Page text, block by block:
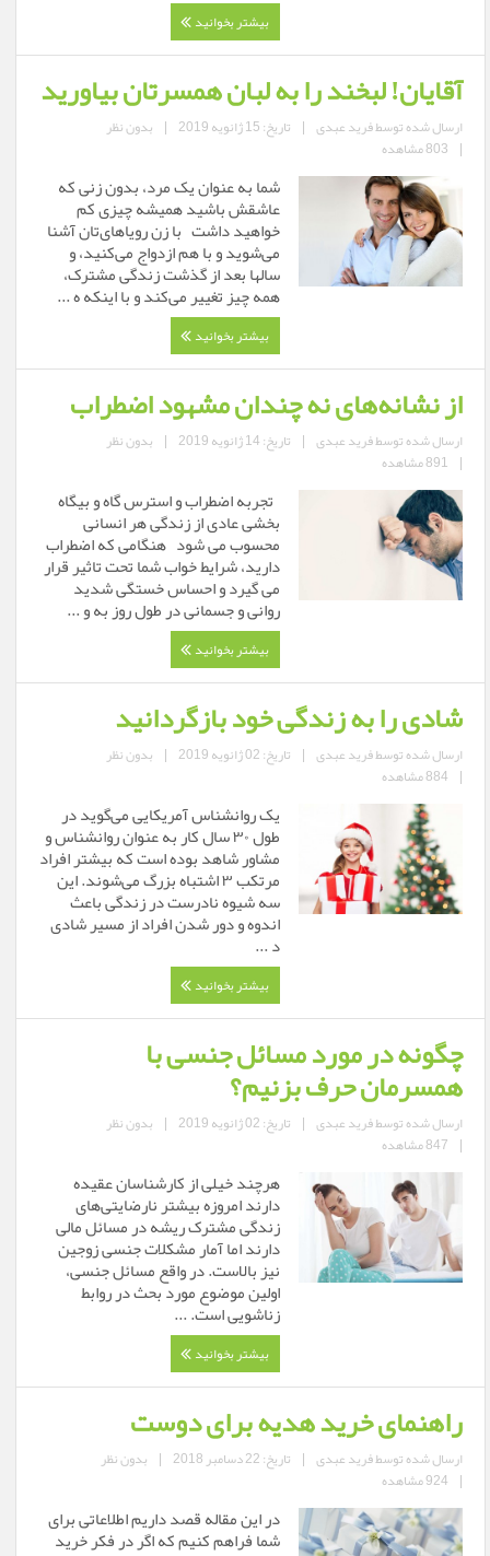
بیشتر بخوانید
آقایان! لبخند را به لبان همسرتان بیاورید
ارسال شده توسطفرید عبدی | تاریخ: 15 ژانویه 2019 | بدون نظر
| 803 مشاهده
شما به عنوان یک مرد، بدون زنی که
عاشقش باشید همیشه چیزی کم
خواهید داشت‎ با زن رویاهای‌تان آشنا
می‌شوید و با هم ازدواج می‌کنید، و
سالها بعد از گذشت زندگی مشترک،
همه چیز تغییر می‌کند و با اینکه ه ...
بیشتر بخوانید
از نشانه‌های نه چندان مشهود اضطراب
ارسال شده توسطفرید عبدی | تاریخ: 14 ژانویه 2019 | بدون نظر
| 891 مشاهده
تجربه اضطراب و استرس گاه و بیگاه
بخشی عادی از زندگی هر انسانی
محسوب می شود هنگامی که اضطراب
دارید، شرایط خواب شما تحت تاثیر قرار
می گیرد و احساس خستگی شدید
روانی و جسمانی در طول روز به و ...
بیشتر بخوانید
شادی را به زندگی خود بازگردانید
ارسال شده توسطفرید عبدی | تاریخ: 02 ژانویه 2019 | بدون نظر
| 884 مشاهده
یک روانشناس آمریکایی می‌گوید در
طول ۳۰ سال کار به عنوان روانشناس و
مشاور شاهد بوده است که بیشتر افراد
مرتکب ۳ اشتباه بزرگ می‌شوند. این
سه شیوه نادرست در زندگی باعث
اندوه و دور شدن افراد از مسیر شادی
د ...
بیشتر بخوانید
چگونه در مورد مسائل جنسی با
همسرمان حرف بزنیم؟
ارسال شده توسطفرید عبدی | تاریخ: 02 ژانویه 2019 | بدون نظر
| 847 مشاهده
هرچند خیلی از کارشناسان عقیده
دارند امروزه بیشتر نارضایتی‌های
زندگی مشترک ریشه در مسائل مالی
دارند اما آمار مشکلات جنسی زوجین
نیز بالاست. در واقع مسائل جنسی،
اولین موضوع مورد بحث در روابط
زناشویی است. ...
بیشتر بخوانید
راهنمای خرید هدیه برای دوست
ارسال شده توسطفرید عبدی | تاریخ: 22 دسامبر 2018 | بدون نظر
| 924 مشاهده
در این مقاله قصد داریم اطلاعاتی برای
شما فراهم کنیم که اگر در فکر خرید